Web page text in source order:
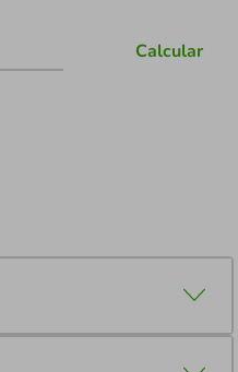
Calcular